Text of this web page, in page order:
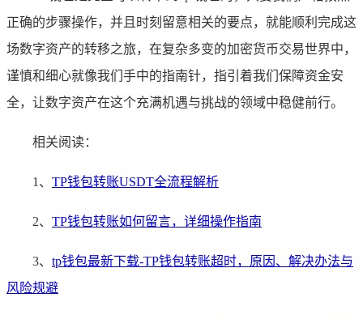
正确的步骤操作，并且时刻留意相关的要点，就能顺利完成这
场数字资产的转移之旅，在复杂多变的加密货币交易世界中，
谨慎和细心就像我们手中的指南针，指引着我们保障资金安
全，让数字资产在这个充满机遇与挑战的领域中稳健前行。
相关阅读：
1、 TP钱包转账USDT全流程解析
2、 TP钱包转账如何留言，详细操作指南
3、 tp钱包最新下载-TP钱包转账超时，原因、解决办法与
风险规避